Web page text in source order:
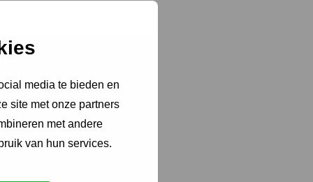
media te bieden en
site met onze partners
met andere
van hun services.